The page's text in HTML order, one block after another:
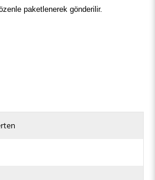
paketlenerek gönderilir.